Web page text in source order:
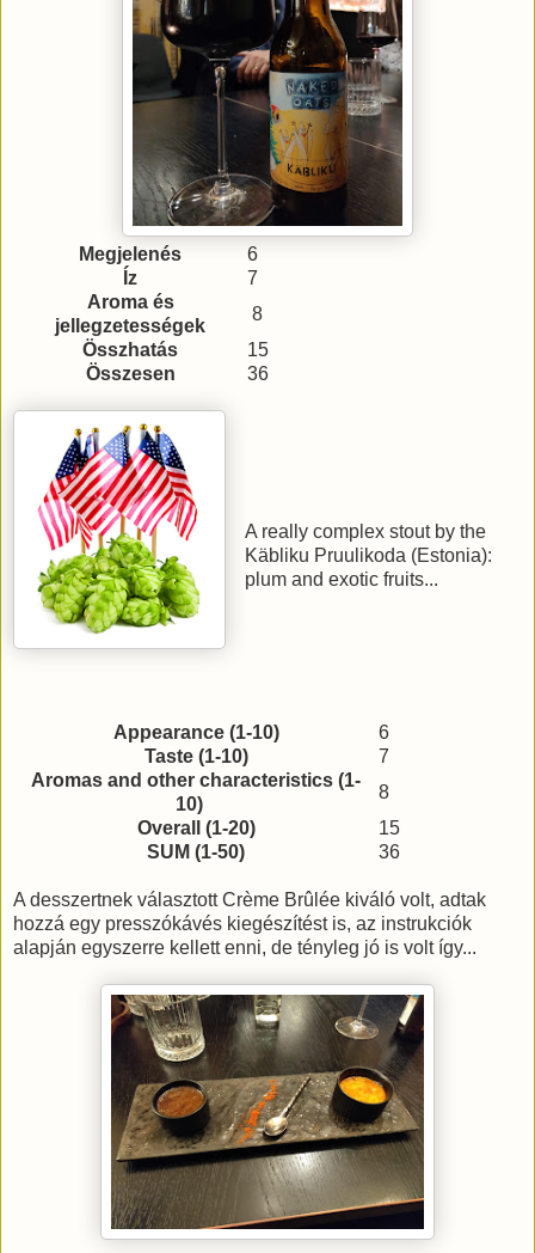
Megjelenés
6
Íz
7
Aroma és
jellegzetességek
8
Összhatás
15
Összesen
36
A really complex stout by the
Käbliku Pruulikoda (Estonia):
plum and exotic fruits...
Appearance (1-10)
6
Taste (1-10)
7
Aromas and other characteristics (1-
10)
8
Overall (1-20)
15
SUM (1-50)
36
A desszertnek választott Crème Brûlée kiváló volt, adtak
hozzá egy presszókávés kiegészítést is, az instrukciók
alapján egyszerre kellett enni, de tényleg jó is volt így...